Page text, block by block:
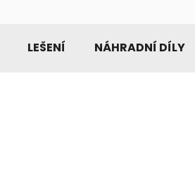
LEŠENÍ NÁHRADNÍ DÍLY